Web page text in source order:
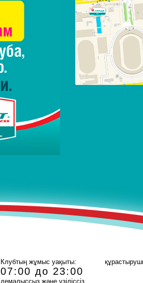
Клубтың жұмыс уақыты:
07:00 до 23:00
демалыссыз және үзіліссіз